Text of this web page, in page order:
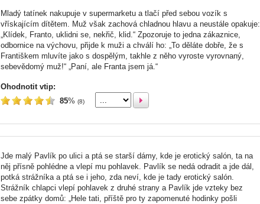
Mladý tatínek nakupuje v supermarketu a tlačí před sebou vozík s
vřískajícím dítětem. Muž však zachová chladnou hlavu a neustále opakuje:
„Klídek, Franto, uklidni se, nekřič, klid.“ Zpozoruje to jedna zákaznice,
odbornice na výchovu, přijde k muži a chválí ho: „To děláte dobře, že s
Františkem mluvíte jako s dospělým, takhle z něho vyroste vyrovnaný,
sebevědomý muž!“ „Paní, ale Franta jsem já.“
Ohodnotit vtip:
85% (8)
Jde malý Pavlík po ulici a ptá se starší dámy, kde je erotický salón, ta na
něj přísně pohlédne a vlepí mu pohlavek. Pavlík se nedá odradit a jde dál,
potká strážníka a ptá se i jeho, zda neví, kde je tady erotický salón.
Strážník chlapci vlepí pohlavek z druhé strany a Pavlík jde vzteky bez
sebe zpátky domů: „Hele tati, příště pro ty zapomenuté hodinky pošli